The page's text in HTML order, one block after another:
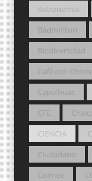
Astronomía
Bádminton
Biodiversidad
Café con
Capulhuac
CFE
CIENCIA
Ciudadano
Colmex